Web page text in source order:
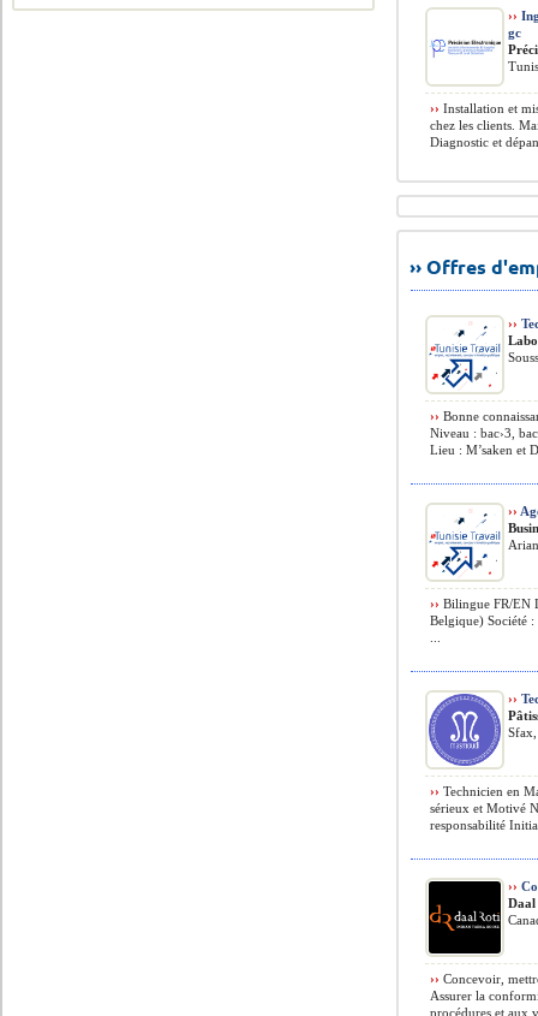
››
gc
›› Installation et
chez les clients.
Diagnostic et
›› Offres
››
›› Bonne
Niveau : bac›3,
Lieu : M’saken et
››
›› Bilingue FR/EN
Belgique) Société
››
›› Technicien en
sérieux et Motivé
responsabilité
››
›› Concevoir,
Assurer la
procédures et aux